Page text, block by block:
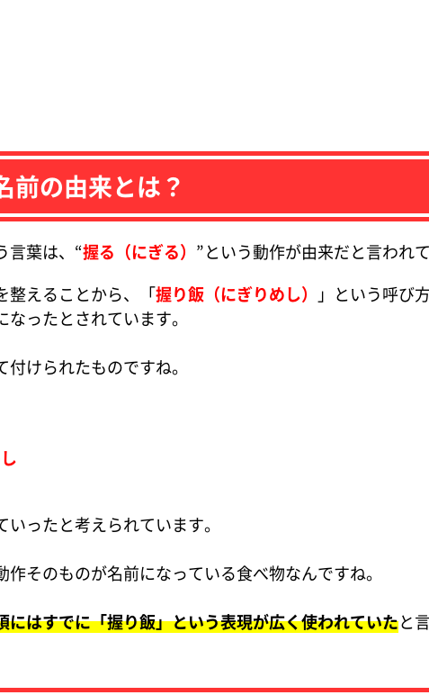
前の由来とは？
言葉は、“握る（にぎる） ”という動作が由来だと言われて
整えることから、「握り飯（にぎりめし）
」という呼び
ったとされています。
付けられたものですね。
ったと考えられています。
そのものが名前になっている食べ物なんですね。
にはすでに「握り飯」という表現が広く使われていたと